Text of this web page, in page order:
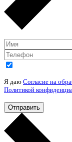
Я даю Согласие на
Политикой